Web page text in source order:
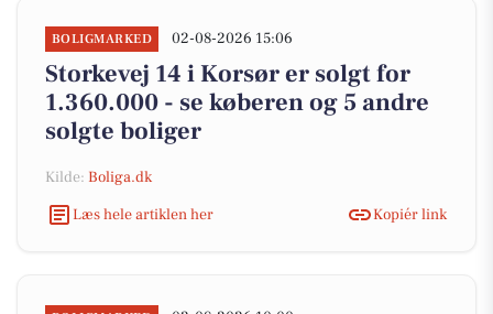
BOLIGMARKED 02-08-2026 15:06
Storkevej 14 i Korsør er solgt for
1.360.000 - se køberen og 5 andre
solgte boliger
Kilde: Boliga.dk
Læs hele artiklen her
Kopiér link